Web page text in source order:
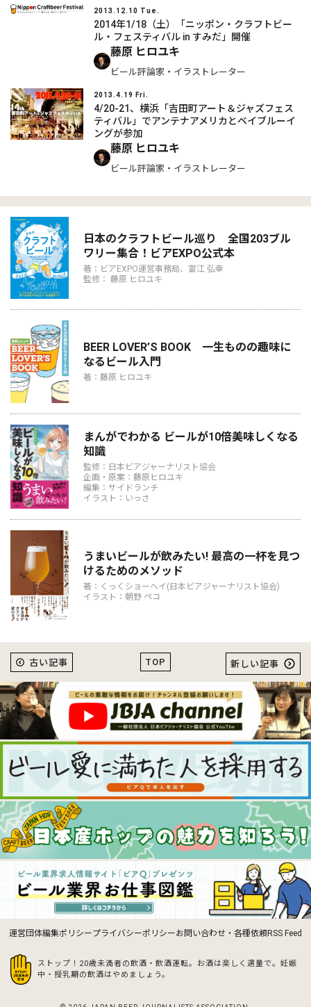
2013.12.10 Tue.
2014年1/18（土）「ニッポン・クラフトビー
ル・フェスティバル in すみだ」開催
藤原 ヒロユキ
ビール評論家・イラストレーター
2013.4.19 Fri.
4/20-21、横浜「吉田町アート＆ジャズフェス
ティバル」でアンテナアメリカとベイブルーイ
ングが参加
藤原 ヒロユキ
ビール評論家・イラストレーター
日本のクラフトビール巡り 全国203ブル
ワリー集合！ビアEXPO公式本
著：ビアEXPO運営事務局、富江 弘幸
監修： 藤原 ヒロユキ
BEER LOVER’S BOOK 一生ものの趣味に
なるビール入門
著：藤原 ヒロユキ
まんがでわかる ビールが10倍美味しくなる
知識
監修：日本ビアジャーナリスト協会
企画・原案：藤原ヒロユキ
編集：サイドランチ
イラスト：いっさ
うまいビールが飲みたい! 最高の一杯を見つ
けるためのメソッド
著：くっくショーヘイ(日本ビアジャーナリスト協会)
イラスト：朝野 ペコ
TOP
古い記事 新しい記事
運営団体編集ポリシープライバシーポリシーお問い合わせ・各種依頼RSS Feed
ストップ！20歳未満者の飲酒・飲酒運転。お酒は楽しく適量で。 妊娠
中・授乳期の飲酒はやめましょう。